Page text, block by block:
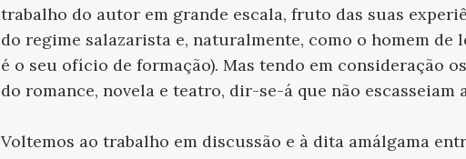
trabalho do autor em grande escala, fruto das suas
do regime salazarista e, naturalmente, como o homem de
é o seu ofício de formação). Mas tendo em consideração
do romance, novela e teatro, dir-se-á que não
Voltemos ao trabalho em discussão e à dita amálgama